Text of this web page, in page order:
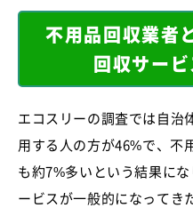
不用品回収業者
回収サー
エコスリーの調査では自治
用する人の方が46%で、不
も約7%多いという結果に
ービスが一般的になってき